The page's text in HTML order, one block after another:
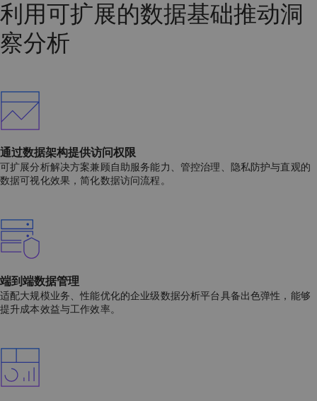
利用可扩展的数据基础推动洞
察分析
通过数据架构提供访问权限
可扩展分析解决方案兼顾自助服务能力、管控治理、隐私防护与直观的
数据可视化效果，简化数据访问流程。
端到端数据管理
适配大规模业务、性能优化的企业级数据分析平台具备出色弹性，能够
提升成本效益与工作效率。